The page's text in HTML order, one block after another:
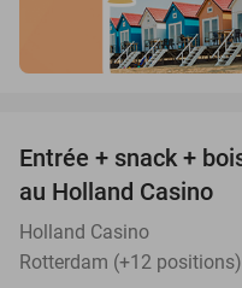
Entrée + snack +
au Holland Casino
Holland Casino
Rotterdam (+12 positions)